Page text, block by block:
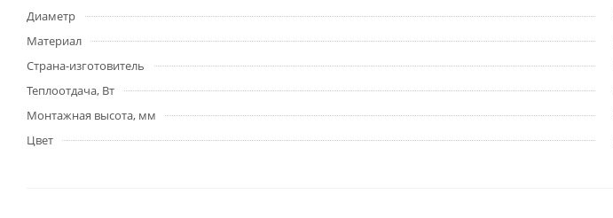
Диаметр
Материал
Страна-изготовитель
Теплоотдача, Вт
Монтажная высота, мм
Цвет